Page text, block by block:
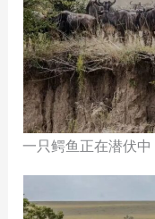
一只鳄鱼正在潜伏